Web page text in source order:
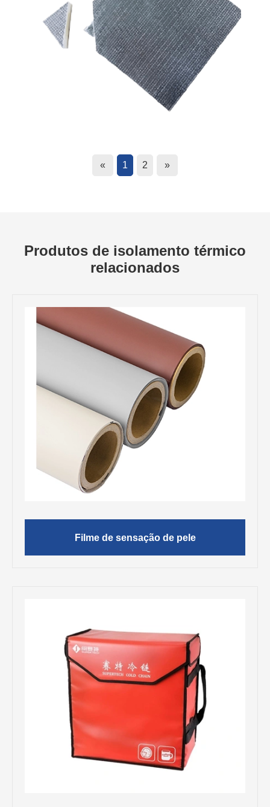
« 1 2 »
Produtos de isolamento térmico
relacionados
Filme de sensação de pele